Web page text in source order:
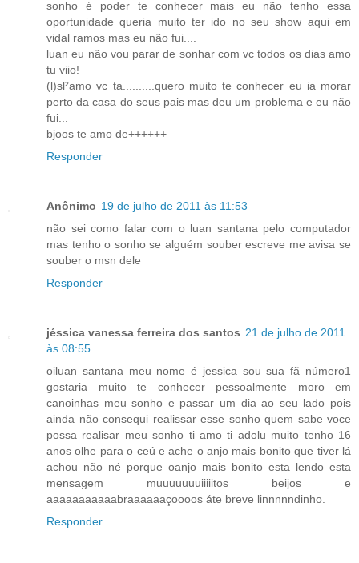
sonho é poder te conhecer mais eu não tenho essa
oportunidade queria muito ter ido no seu show aqui em
vidal ramos mas eu não fui....
luan eu não vou parar de sonhar com vc todos os dias amo
tu viio!
(l)sl²amo vc ta..........quero muito te conhecer eu ia morar
perto da casa do seus pais mas deu um problema e eu não
fui...
bjoos te amo de++++++
Responder
Anônimo 19 de julho de 2011 às 11:53
não sei como falar com o luan santana pelo computador
mas tenho o sonho se alguém souber escreve me avisa se
souber o msn dele
Responder
jéssica vanessa ferreira dos santos 21 de julho de 2011
às 08:55
oiluan santana meu nome é jessica sou sua fã número1
gostaria muito te conhecer pessoalmente moro em
canoinhas meu sonho e passar um dia ao seu lado pois
ainda não consequi realissar esse sonho quem sabe voce
possa realisar meu sonho ti amo ti adolu muito tenho 16
anos olhe para o ceú e ache o anjo mais bonito que tiver lá
achou não né porque oanjo mais bonito esta lendo esta
mensagem muuuuuuuiiiiitos beijos e
aaaaaaaaaaabraaaaaaçoooos áte breve linnnnndinho.
Responder